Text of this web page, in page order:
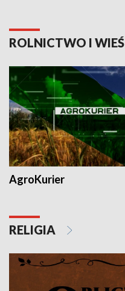
ROLNICTWO I WIEŚ
AgroKurier
RELIGIA